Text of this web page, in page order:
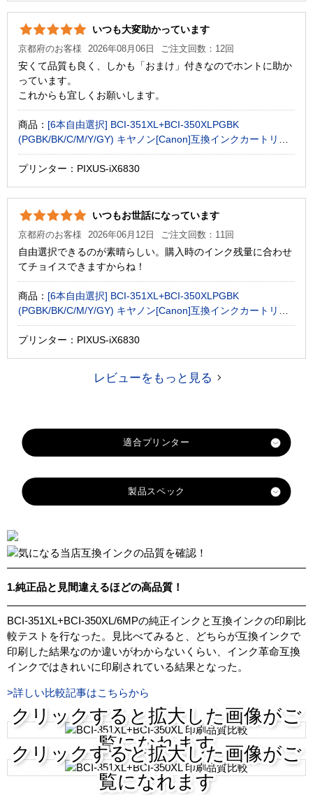
いつも大変助かっています
京都府のお客様 2026年08月06日 ご注文回数：12回
安くて品質も良く、しかも「おまけ」付きなのでホントに助か
っています。
これからも宜しくお願いします。
商品： [6本自由選択] BCI-351XL+BCI-350XLPGBK
(PGBK/BK/C/M/Y/GY) キヤノン[Canon]互換インクカートリッ
ジ
プリンター：PIXUS-iX6830
いつもお世話になっています
京都府のお客様 2026年06月12日 ご注文回数：11回
自由選択できるのが素晴らしい。購入時のインク残量に合わせ
てチョイスできますからね！
商品： [6本自由選択] BCI-351XL+BCI-350XLPGBK
(PGBK/BK/C/M/Y/GY) キヤノン[Canon]互換インクカートリッ
ジ
プリンター：PIXUS-iX6830
レビューをもっと見る
製品スペック
カー
対応
型番
350X
LPG
BK
BCI-
LBK
BCI-
LGY
LC
LM
LY
カラ
ー
ブラ
ック
ブラ
ック
グレ
ー
シア
ン
マゼ
ンタ
イエ
顔
料・
染料
顔料 染料
ICチ
ップ
あり
1.純正品と見間違えるほどの高品質！
BCI-351XL+BCI-350XL/6MPの純正インクと互換インクの印刷比
較テストを行なった。見比べてみると、どちらが互換インクで
印刷した結果なのか違いがわからないくらい、インク革命互換
インクではきれいに印刷されている結果となった。
>詳しい比較記事はこちらから
クリックすると拡大した画像がご
覧になれます
クリックすると拡大した画像がご
覧になれます